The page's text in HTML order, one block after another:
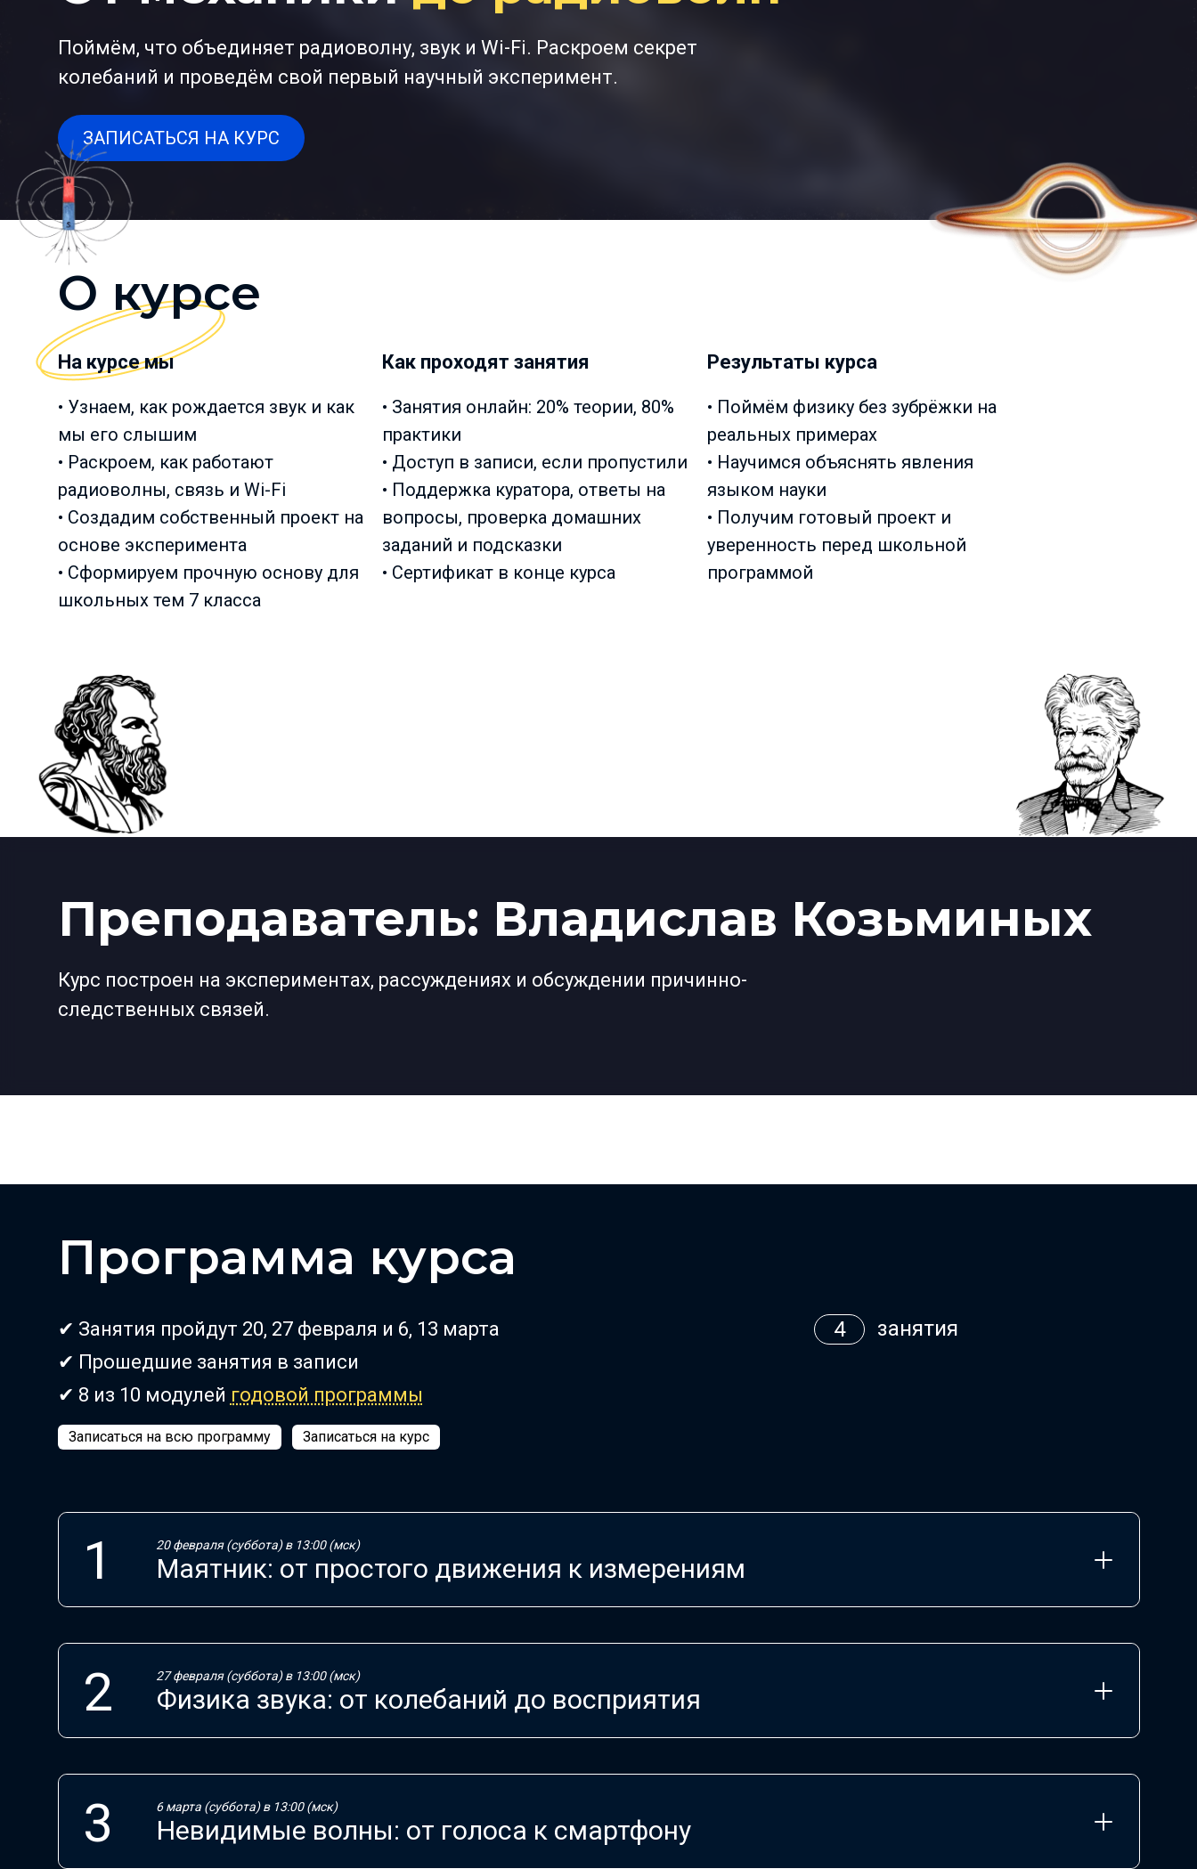
Поймём, что объединяет радиоволну, звук и Wi-Fi. Раскроем секрет
колебаний и проведём свой первый научный эксперимент.
ЗАПИСАТЬСЯ НА КУРС
О курсе
На курсе мы
• Узнаем, как рождается звук и как
мы его слышим
• Раскроем, как работают
радиоволны, связь и Wi-Fi
• Создадим собственный проект на
основе эксперимента
• Сформируем прочную основу для
школьных тем 7 класса
Как проходят занятия
• Занятия онлайн: 20% теории, 80%
практики
• Доступ в записи, если пропустили
• Поддержка куратора, ответы на
вопросы, проверка домашних
заданий и подсказки
• Сертификат в конце курса
Результаты курса
• Поймём физику без зубрёжки на
реальных примерах
• Научимся объяснять явления
языком науки
• Получим готовый проект и
уверенность перед школьной
программой
Преподаватель: Владислав Козьминых
Курс построен на экспериментах, рассуждениях и обсуждении причинно-
следственных связей.
Программа курса
✔ Занятия пройдут 20, 27 февраля и 6, 13 марта
✔ Прошедшие занятия в записи
✔ 8 из 10 модулей годовой программы
Записаться на всю программу Записаться на курс
4 занятия
20 февраля (суббота) в 13:00 (мск)
Маятник: от простого движения к измерениям
27 февраля (суббота) в 13:00 (мск)
Физика звука: от колебаний до восприятия
6 марта (суббота) в 13:00 (мск)
Невидимые волны: от голоса к смартфону